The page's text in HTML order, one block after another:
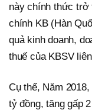
này chính thức trở
chính KB (Hàn
quả kinh doanh,
thuế của KBSV
Cụ thể, Năm
tỷ đồng, tăng gấp